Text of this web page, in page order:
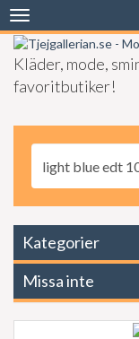
Kläder, mode,
favoritbutiker!
Toggle
navigation
Kategorier
Missa inte